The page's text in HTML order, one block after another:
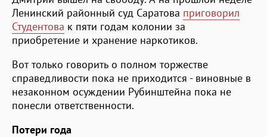
Ленинский районный суд Саратова приговорил
Студентова к пяти годам колонии за
приобретение и хранение наркотиков.
Вот только говорить о полном торжестве
справедливости пока не приходится - виновные в
незаконном осуждении Рубинштейна пока не
понесли ответственности.
Потери года